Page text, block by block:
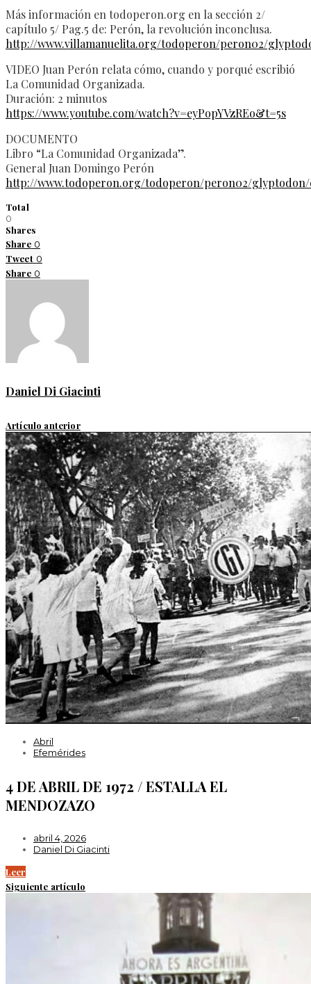
Más información en todoperon.org en la sección 2/
capítulo 5/ Pag.5 de: Perón, la revolución inconclusa.
http://www.villamanuelita.org/todoperon/peron02/
VIDEO Juan Perón relata cómo, cuando y porqué escribió
La Comunidad Organizada.
Duración: 2 minutos
https://www.youtube.com/watch?v=eyPopYVzREo&t=5s
DOCUMENTO
Libro “La Comunidad Organizada”.
General Juan Domingo Perón
http://www.todoperon.org/todoperon/peron02/glyptodon/
Total
0
Shares
Share 0
Tweet 0
Share 0
Daniel Di Giacinti
Artículo anterior
Abril
Efemérides
4 DE ABRIL DE 1972 / ESTALLA EL
MENDOZAZO
abril 4, 2026
Daniel Di Giacinti
Leer
Siguiente artículo